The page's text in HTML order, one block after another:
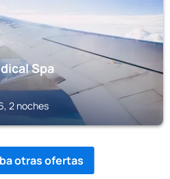
Spa
2 noches
otras ofertas